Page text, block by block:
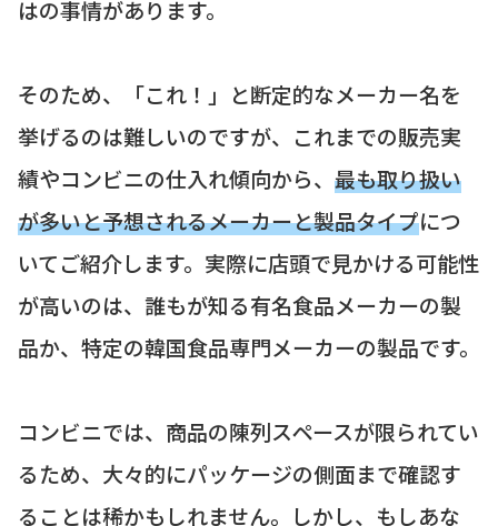
はの事情があります。
そのため、「これ！」と断定的なメーカー名を
挙げるのは難しいのですが、これまでの販売実
績やコンビニの仕入れ傾向から、 最も取り扱い
が多いと予想されるメーカーと製品タイプにつ
いてご紹介します。実際に店頭で見かける可能性
が高いのは、誰もが知る有名食品メーカーの製
品か、特定の韓国食品専門メーカーの製品です。
コンビニでは、商品の陳列スペースが限られてい
るため、大々的にパッケージの側面まで確認す
ることは稀かもしれません。しかし、もしあな